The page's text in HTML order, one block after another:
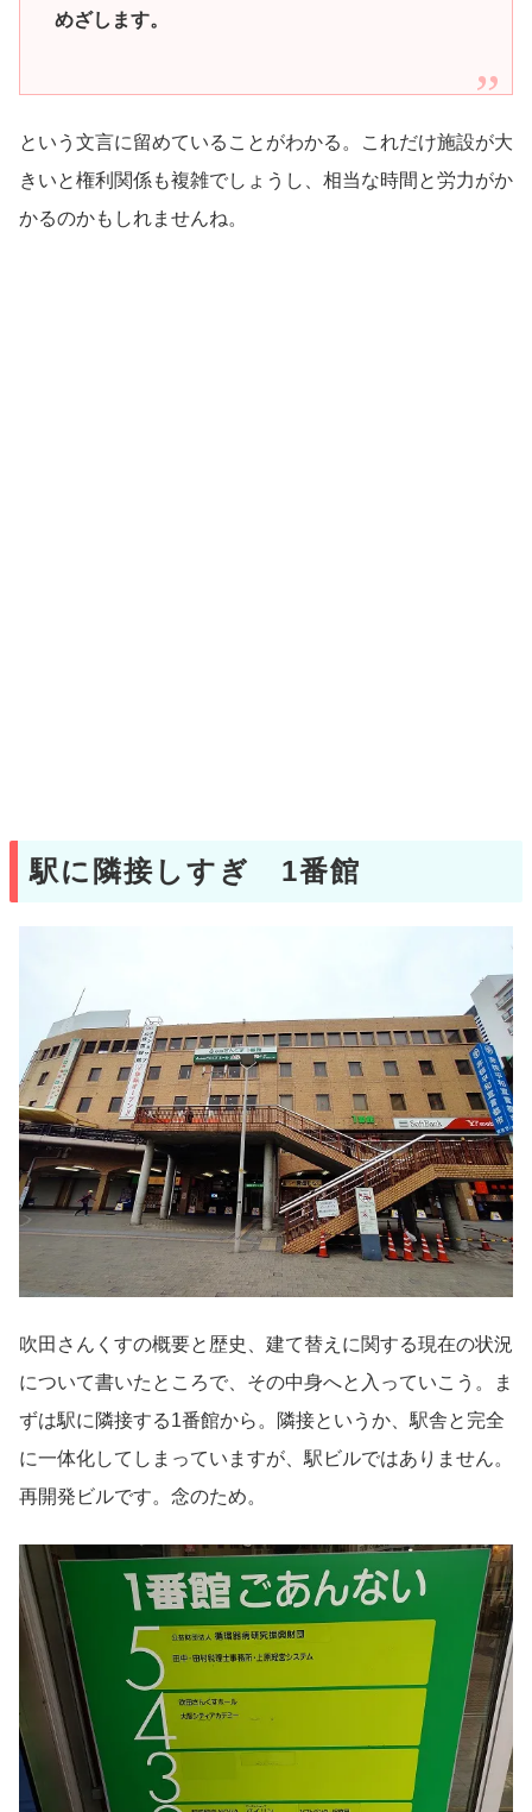
めざします。
という文言に留めていることがわかる。これだけ施設が大
きいと権利関係も複雑でしょうし、相当な時間と労力がか
かるのかもしれませんね。
駅に隣接しすぎ 1番館
吹田さんくすの概要と歴史、建て替えに関する現在の状況
について書いたところで、その中身へと入っていこう。ま
ずは駅に隣接する1番館から。隣接というか、駅舎と完全
に一体化してしまっていますが、駅ビルではありません。
再開発ビルです。念のため。